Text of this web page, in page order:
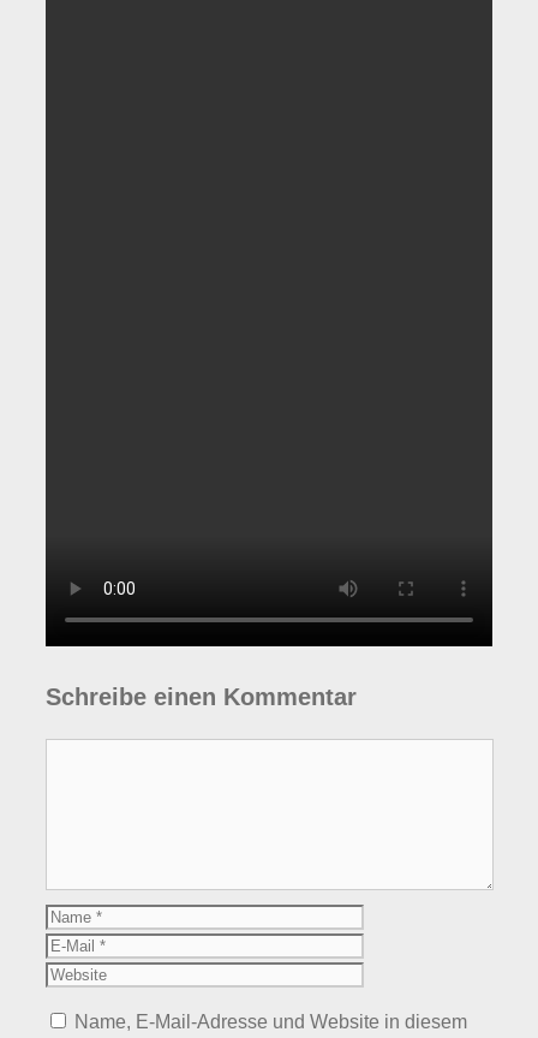
Schreibe einen Kommentar
Name
Name, E-Mail-Adresse und Website in diesem